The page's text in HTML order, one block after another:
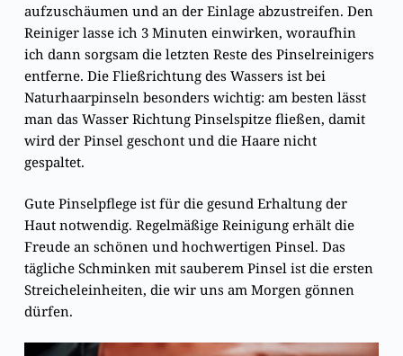
aufzuschäumen und an der Einlage abzustreifen. Den
Reiniger lasse ich 3 Minuten einwirken, woraufhin
ich dann sorgsam die letzten Reste des Pinselreinigers
entferne. Die Fließrichtung des Wassers ist bei
Naturhaarpinseln besonders wichtig: am besten lässt
man das Wasser Richtung Pinselspitze fließen, damit
wird der Pinsel geschont und die Haare nicht
gespaltet.
Gute Pinselpflege ist für die gesund Erhaltung der
Haut notwendig. Regelmäßige Reinigung erhält die
Freude an schönen und hochwertigen Pinsel. Das
tägliche Schminken mit sauberem Pinsel ist die ersten
Streicheleinheiten, die wir uns am Morgen gönnen
dürfen.